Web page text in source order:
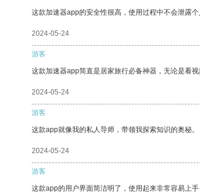
这款加速器app的安全性很高，使用过程中不会泄露个
2024-05-24
游客
这款加速器app简直是居家旅行必备神器，无论是看
2024-05-24
游客
这款app就像我的私人导师，带领我探索知识的奥秘。
2024-05-24
游客
这款app的用户界面简洁明了，使用起来非常容易上